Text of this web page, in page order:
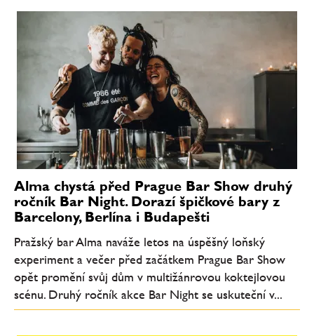
Alma chystá před Prague Bar Show druhý
ročník Bar Night. Dorazí špičkové bary z
Barcelony, Berlína i Budapešti
Pražský bar Alma naváže letos na úspěšný loňský
experiment a večer před začátkem Prague Bar Show
opět promění svůj dům v multižánrovou koktejlovou
scénu. Druhý ročník akce Bar Night se uskuteční v...